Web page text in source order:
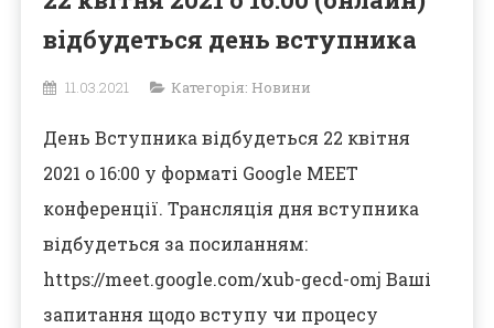
відбудеться день вступника
11.03.2021 Категорія: Новини
День Вступника відбудеться 22 квітня
2021 о 16:00 у форматі Google MEET
конференції. Трансляція дня вступника
відбудеться за посиланням:
https://meet.google.com/xub-gecd-omj Ваші
запитання щодо вступу чи процесу